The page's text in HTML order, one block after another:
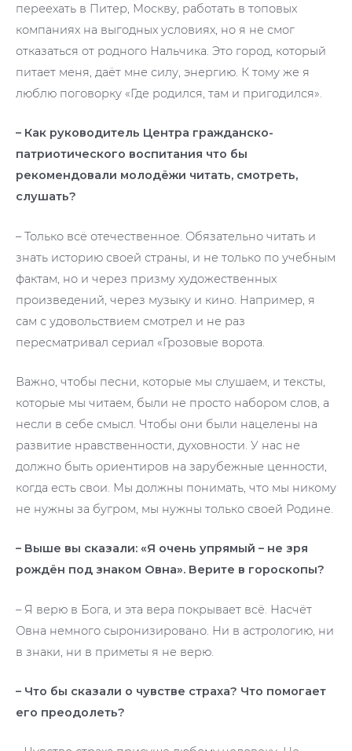
переехать в Питер, Москву, работать в топовых
компаниях на выгодных условиях, но я не смог
отказаться от родного Нальчика. Это город, который
питает меня, даёт мне силу, энергию. К тому же я
люблю поговорку «Где родился, там и пригодился».
– Как руководитель Центра гражданско-
патриотического воспитания что бы
рекомендовали молодёжи читать, смотреть,
слушать?
– Только всё отечественное. Обязательно читать и
знать историю своей страны, и не только по учебным
фактам, но и через призму художественных
произведений, через музыку и кино. Например, я
сам с удовольствием смотрел и не раз
пересматривал сериал «Грозовые ворота.
Важно, чтобы песни, которые мы слушаем, и тексты,
которые мы читаем, были не просто набором слов, а
несли в себе смысл. Чтобы они были нацелены на
развитие нравственности, духовности. У нас не
должно быть ориентиров на зарубежные ценности,
когда есть свои. Мы должны понимать, что мы никому
не нужны за бугром, мы нужны только своей Родине.
– Выше вы сказали: «Я очень упрямый – не зря
рождён под знаком Овна». Верите в гороскопы?
– Я верю в Бога, и эта вера покрывает всё. Насчёт
Овна немного сыронизировано. Ни в астрологию, ни
в знаки, ни в приметы я не верю.
– Что бы сказали о чувстве страха? Что помогает
его преодолеть?